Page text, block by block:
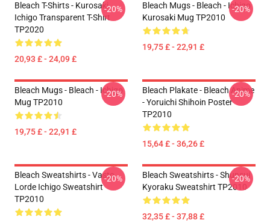
Bleach T-Shirts - Kurosaki
Ichigo Transparent T-Shirt
TP2020
20,93 £ - 24,09 £
-20%
Bleach Mugs - Bleach - Ichigo
Kurosaki Mug TP2010
19,75 £ - 22,91 £
-20%
Bleach Mugs - Bleach - Ichigo
Mug TP2010
19,75 £ - 22,91 £
-20%
Bleach Plakate - Bleach Anime
- Yoruichi Shihoin Poster
TP2010
15,64 £ - 36,26 £
-20%
Bleach Sweatshirts - Vasto
Lorde Ichigo Sweatshirt
TP2010
-20%
Bleach Sweatshirts - Shunsui
Kyoraku Sweatshirt TP2010
32,35 £ - 37,88 £
-20%